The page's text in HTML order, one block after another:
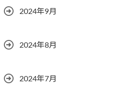
2024年9月
2024年8月
2024年7月